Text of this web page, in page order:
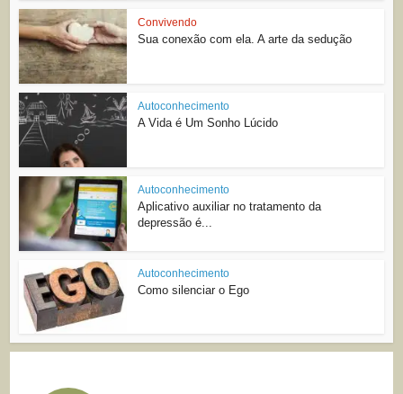
Convivendo
Sua conexão com ela. A arte da sedução
Autoconhecimento
A Vida é Um Sonho Lúcido
Autoconhecimento
Aplicativo auxiliar no tratamento da
depressão é...
Autoconhecimento
Como silenciar o Ego